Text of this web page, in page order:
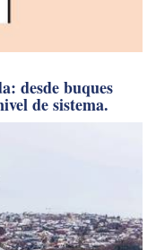
desde buques
de sistema.